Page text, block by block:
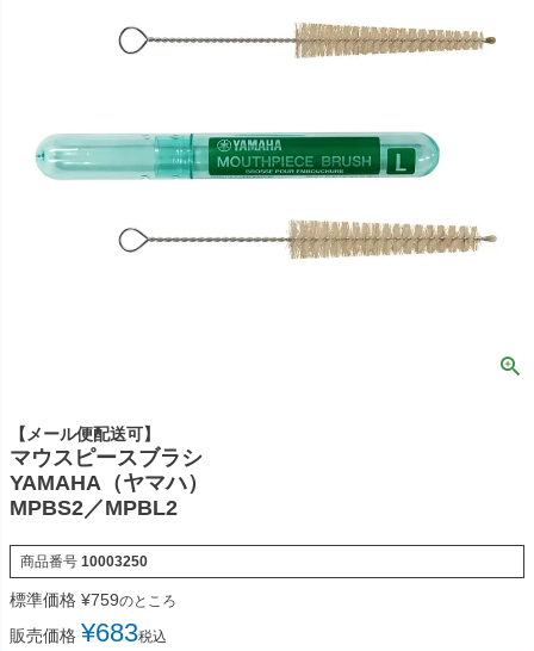
【メール便配送可】
マウスピースブラシ
YAMAHA（ヤマハ）
MPBS2／MPBL2
商品番号 10003250
標準価格 ¥759のところ
販売価格 ¥683税込